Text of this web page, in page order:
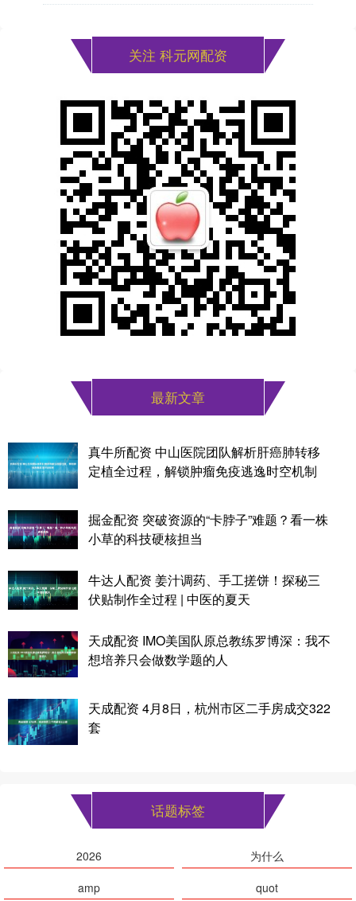
关注 科元网配资
最新文章
真牛所配资 中山医院团队解析肝癌肺转移
定植全过程，解锁肿瘤免疫逃逸时空机制
掘金配资 突破资源的“卡脖子”难题？看一株
小草的科技硬核担当
牛达人配资 姜汁调药、手工搓饼！探秘三
伏贴制作全过程 | 中医的夏天
天成配资 IMO美国队原总教练罗博深：我不
想培养只会做数学题的人
天成配资 4月8日，杭州市区二手房成交322
套
话题标签
2026
为什么
amp
quot